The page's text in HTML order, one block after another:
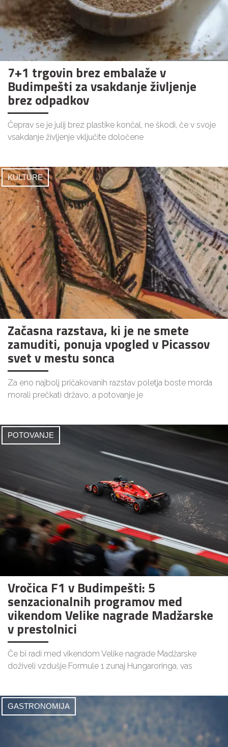
7+1 trgovin brez embalaže v
Budimpešti za vsakdanje življenje
brez odpadkov
Čeprav se je julij brez plastike končal, ne škodi, če v svoje
vsakdanje življenje vključite določene
KULTURE
Začasna razstava, ki je ne smete
zamuditi, ponuja vpogled v Picassov
svet v mestu sonca
Za eno najbolj pričakovanih razstav poletja boste morda
morali prečkati državo, a potovanje je
POTOVANJE
Vročica F1 v Budimpešti: 5
senzacionalnih programov med
vikendom Velike nagrade Madžarske
v prestolnici
Če bi radi med vikendom Velike nagrade Madžarske
doživeli vzdušje Formule 1 zunaj Hungaroringa, vas
GASTRONOMIJA